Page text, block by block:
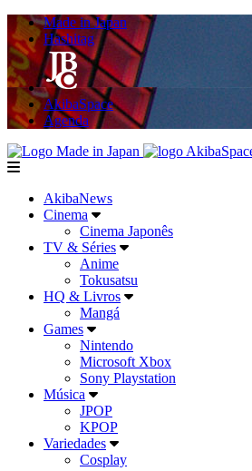
Made in Japan
Hashitag
AkibaSpace
Agenda
Powered By Made
menu
AkibaNews
Cinema
Cinema Japonês
TV & Séries
Anime
Tokusatsu
HQ & Livros
Mangá
Games
Nintendo
Microsoft Xbox
Sony Playstation
Música
JPOP
KPOP
Variedades
Cosplay